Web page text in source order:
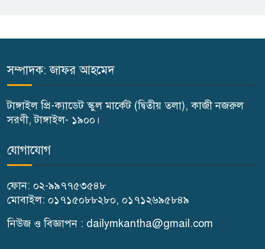
শ্রমিক নির্যাতন ও সন্ত্রাসের প্রতিবাদে
কালিহাতীতে মারধরের চার দিন পর
সংবাদ পত্রই যে কোন একটি দেশের
সম্পাদক: জাফর আহমেদ
টাঙ্গাইল প্রি-ক্যাডেট স্কুল মার্কেট (দ্বিতীয় তলা), কাজী নজরুল
সরণী, টাঙ্গাইল- ১৯০০।
যোগাযোগ
ফোন: ০২-৯৯৭৭৫৩৫৪৮
মোবাইল: ০১৭১৫০৮৮২৮০, ০১৭১২৬৯৫৮৪৯
নিউজ ও বিজ্ঞাপন : dailymkantha@gmail.com